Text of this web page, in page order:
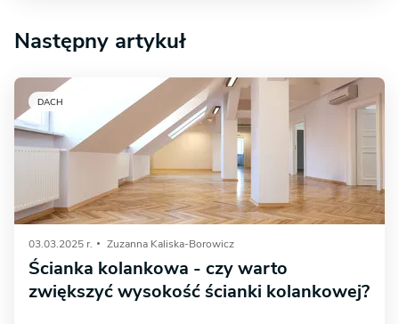
Następny artykuł
DACH
03.03.2025 r. Zuzanna Kaliska-Borowicz
Ścianka kolankowa - czy warto
zwiększyć wysokość ścianki kolankowej?